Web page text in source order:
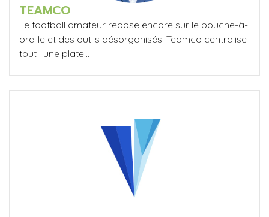
TEAMCO
Le football amateur repose encore sur le bouche-à-
oreille et des outils désorganisés. Teamco centralise
tout : une plate...